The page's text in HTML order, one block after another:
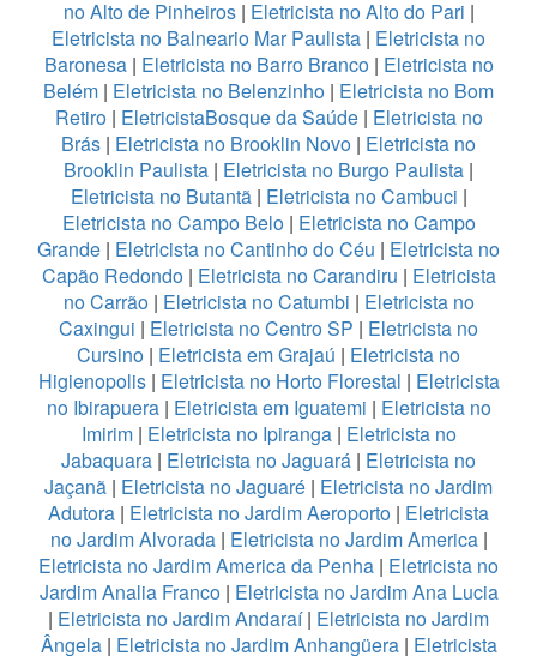
no Alto de Pinheiros| Eletricista no Alto do Pari |
Eletricista no Balneario Mar Paulista | Eletricista no
Baronesa| Eletricista no Barro Branco| Eletricista no
Belém | Eletricista no Belenzinho | Eletricista no Bom
Retiro| EletricistaBosque da Saúde| Eletricista no
Brás | Eletricista no Brooklin Novo | Eletricista no
Brooklin Paulista | Eletricista no Burgo Paulista |
Eletricista no Butantã| Eletricista no Cambuci |
Eletricista no Campo Belo| Eletricista no Campo
Grande | Eletricista no Cantinho do Céu | Eletricista no
Capão Redondo| Eletricista no Carandiru | Eletricista
no Carrão| Eletricista no Catumbi | Eletricista no
Caxingui | Eletricista no Centro SP | Eletricista no
Cursino | Eletricista em Grajaú | Eletricista no
Higienopolis| Eletricista no Horto Florestal | Eletricista
no Ibirapuera| Eletricista em Iguatemi | Eletricista no
Imirim| Eletricista no Ipiranga| Eletricista no
Jabaquara | Eletricista no Jaguará | Eletricista no
Jaçanã | Eletricista no Jaguaré | Eletricista no Jardim
Adutora | Eletricista no Jardim Aeroporto | Eletricista
no Jardim Alvorada| Eletricista no Jardim America|
Eletricista no Jardim America da Penha | Eletricista no
Jardim Analia Franco| Eletricista no Jardim Ana Lucia
| Eletricista no Jardim Andaraí| Eletricista no Jardim
Ângela| Eletricista no Jardim Anhangüera| Eletricista